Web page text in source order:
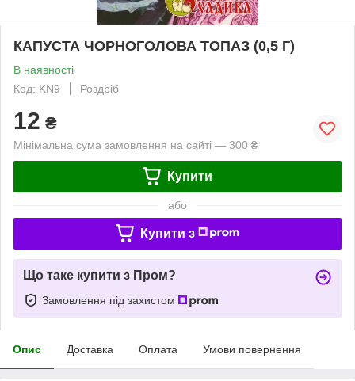
КАПУСТА ЧОРНОГОЛОВА ТОПАЗ (0,5 Г)
В наявності
Код: KN9
Роздріб
12 ₴
Мінімальна сума замовлення на сайті — 300 ₴
Купити
або
Купити з
Що таке купити з Пром?
Замовлення під захистом
Опис Доставка Оплата Умови повернення